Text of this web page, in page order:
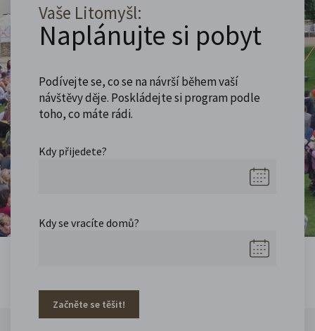
Vaše Litomyšl:
Naplánujte si pobyt
Podívejte se, co se na návrší během vaší
návštěvy děje. Poskládejte si program podle
toho, co máte rádi.
Kdy přijedete?
Kdy se vracíte domů?
Začněte se těšit!